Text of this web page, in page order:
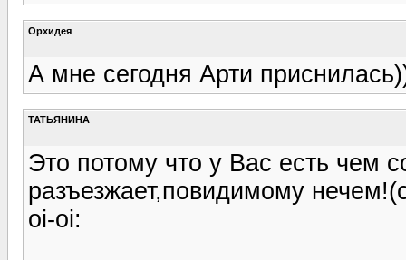
Орхидея
А мне сегодня Арти
ТАТЬЯНИНА
Это потому что у Вас есть чем
разъезжает,повидимому
oi-oi: